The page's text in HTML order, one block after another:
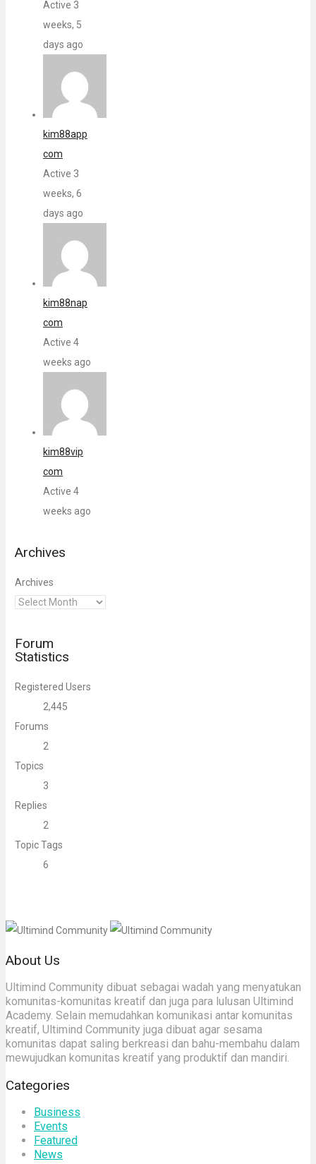
Active 3
weeks, 5
days ago
kim88app
com
Active 3
weeks, 6
days ago
kim88nap
com
Active 4
weeks ago
kim88vip
com
Active 4
weeks ago
Archives
Archives
Forum
Statistics
Registered Users
2,445
Forums
2
Topics
3
Replies
2
Topic Tags
6
About Us
Ultimind Community dibuat sebagai wadah yang menyatukan
komunitas-komunitas kreatif dan juga para lulusan Ultimind
Academy. Selain memudahkan komunikasi antar komunitas
kreatif, Ultimind Community juga dibuat agar sesama
komunitas dapat saling berkreasi dan bahu-membahu dalam
mewujudkan komunitas kreatif yang produktif dan mandiri.
Categories
Business
Events
Featured
News